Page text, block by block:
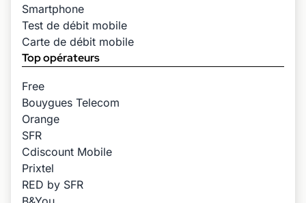
Smartphone
Test de débit mobile
Carte de débit mobile
Top opérateurs
Free
Bouygues Telecom
Orange
SFR
Cdiscount Mobile
Prixtel
RED by SFR